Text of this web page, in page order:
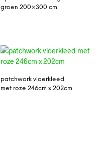
groen 200×300 cm
patchwork vloerkleed
met roze 246cm x 202cm